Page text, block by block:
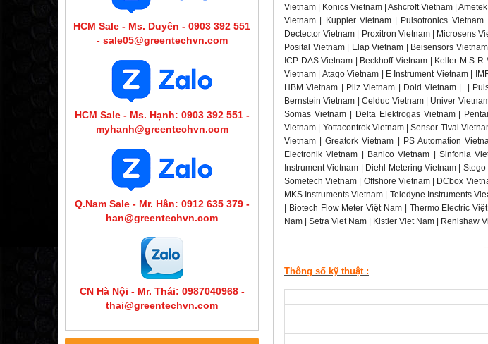
HCM Sale - Ms. Duyên - 0903 392 551
- sale05@greentechvn.com
HCM Sale - Ms. Hạnh: 0903 392 551 -
myhanh@greentechvn.com
Q.Nam Sale - Mr. Hân: 0912 635 379 -
han@greentechvn.com
CN Hà Nội - Mr. Thái: 0987040968 -
thai@greentechvn.com
Vietnam | Konics Vietnam | Ashcroft Vietnam |
Vietnam | Kuppler Vietnam | Pulsotronics
Dectector Vietnam | Proxitron Vietnam | Microsens
Posital Vietnam | Elap Vietnam | Beisensors
ICP DAS Vietnam | Beckhoff Vietnam | Keller M S
Vietnam | Atago Vietnam | E Instrument Vietnam |
HBM Vietnam | Pilz Vietnam | Dold Vietnam |
|
Bernstein Vietnam | Celduc Vietnam | Univer
Somas Vietnam | Delta Elektrogas Vietnam |
Vietnam | Yottacontrok Vietnam | Sensor Tival
Vietnam | Greatork Vietnam | PS Automation
Electronik Vietnam | Banico Vietnam | Sinfonia
Instrument Vietnam | Diehl Metering Vietnam |
Sometech Vietnam | Offshore Vietnam | DCbox
MKS Instruments Vietnam | Teledyne Instruments
| Biotech Flow Meter Việt Nam | Thermo Electric
Nam | Setra Viet Nam | Kistler Viet Nam | Renishaw
Thông số kỹ thuật :